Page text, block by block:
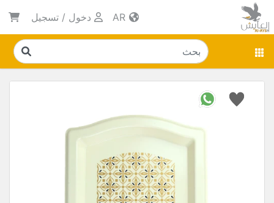
دخول / تسجيل